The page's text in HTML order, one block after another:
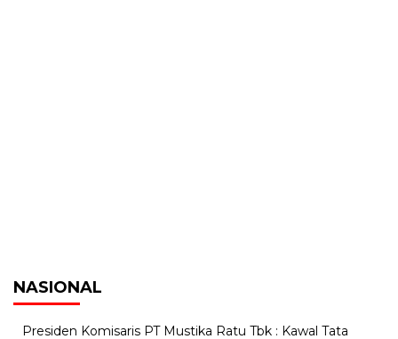
NASIONAL
Presiden Komisaris PT Mustika Ratu Tbk : Kawal Tata